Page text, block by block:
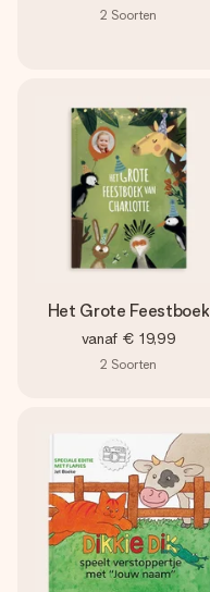
2 Soorten
Het Grote Feestboek
vanaf € 19,99
2 Soorten